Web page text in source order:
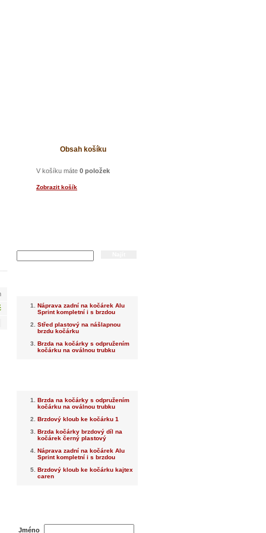
Obsah košíku
V košíku máte 0 položek
Zobrazit košík
Náprava zadní na kočárek Alu
Sprint kompletní i s brzdou
Střed plastový na nášlapnou
brzdu kočárku
Brzda na kočárky s odpružením
kočárku na oválnou trubku
Brzda na kočárky s odpružením
kočárku na oválnou trubku
Brzdový kloub ke kočárku 1
Brzda kočárky brzdový díl na
kočárek černý plastový
Náprava zadní na kočárek Alu
Sprint kompletní i s brzdou
Brzdový kloub ke kočárku kajtex
caren
Jméno